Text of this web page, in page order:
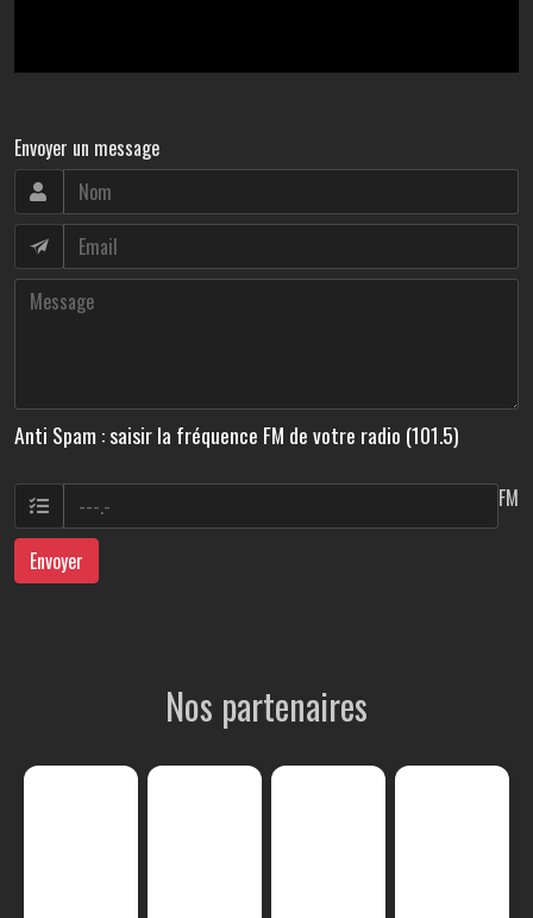
Envoyer un message
Anti Spam : saisir la fréquence FM de votre radio (101.5)
FM
Envoyer
Nos partenaires